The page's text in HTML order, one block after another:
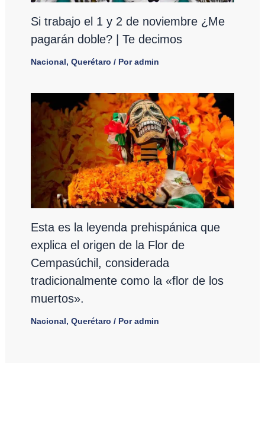
Si trabajo el 1 y 2 de noviembre ¿Me
pagarán doble? | Te decimos
Nacional, Querétaro / Poradmin
Esta es la leyenda prehispánica que
explica el origen de la Flor de
Cempasúchil, considerada
tradicionalmente como la «flor de los
muertos».
Nacional, Querétaro / Poradmin